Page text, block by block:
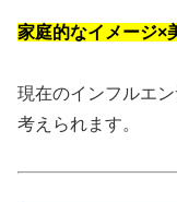
家庭的なイメージ×
現在のインフルエ
考えられます。